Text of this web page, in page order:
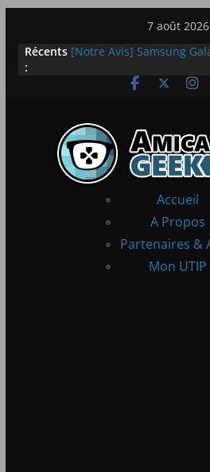
contenu
7 août 2026
Récents
:
[Notre Avis] Samsung
[PS5] New World
Accueil
A Propos
Partenaires &
Mon UTIP